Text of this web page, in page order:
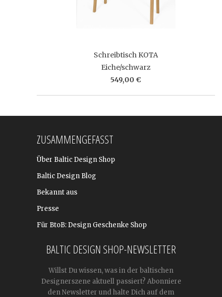
Schreibtisch KOTA
Eiche/schwarz
549,00 €
ZUSAMMENGEFASST
Über Baltic Design Shop
Baltic Design Blog
Bekannt aus
Presse
Für BtoB: Design Geschenke Shop
BALTIC DESIGN SHOP-NEWSLETTER
Willst Du wissen, was in der baltischen
Designerszene aktuell passiert? Abonniere
den Newsletter und halte Dich auf dem